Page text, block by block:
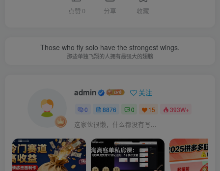
点赞 0 分享 收藏
Those who fly solo have the strongest wings.
那些单独飞翔的人拥有最强大的翅膀
admin 关注
0 8876 0 15 393W+
这家伙很懒，什么都没有写...